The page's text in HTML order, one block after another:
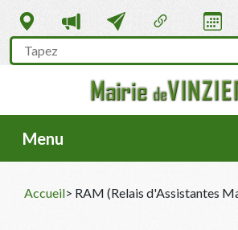
Menu
Accueil> RAM (Relais d'Assistantes